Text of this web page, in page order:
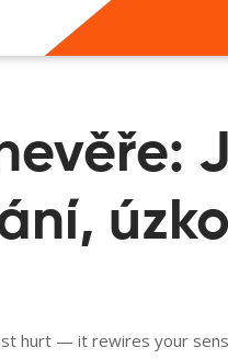
hurt — it rewires your